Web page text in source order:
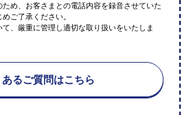
め、お客さまとの電話内容を録音させていた
ご了承ください。
、厳重に管理し適切な取り扱いをいたしま
あるご質問はこちら